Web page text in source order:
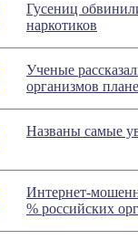
Гусениц
наркотиков
Ученые
организмов
Названы самые
Интернет-
% российских